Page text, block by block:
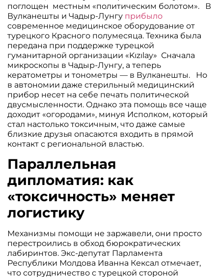
поглощен местным «политическим болотом». В
Вулканешты и Чадыр-Лунгу прибыло
современное медицинское оборудование от
турецкого Красного полумесяца. Техника была
передана при поддержке турецкой
гуманитарной организации «Kızılay» Сначала
микроскопы в Чадыр-Лунгу, а теперь
кератометры и тонометры — в Вулканешты. Но
в автономии даже стерильный медицинский
прибор несет на себе печать политической
двусмысленности. Однако эта помощь все чаще
доходит «огородами», минуя Исполком, который
стал настолько токсичным, что даже самые
близкие друзья опасаются входить в прямой
контакт с региональной властью.
Параллельная
дипломатия: как
«токсичность» меняет
логистику
Механизмы помощи не заржавели, они просто
перестроились в обход бюрократических
лабиринтов. Экс-депутат Парламента
Республики Молдова Иванна Кексал отмечает,
что сотрудничество с турецкой стороной